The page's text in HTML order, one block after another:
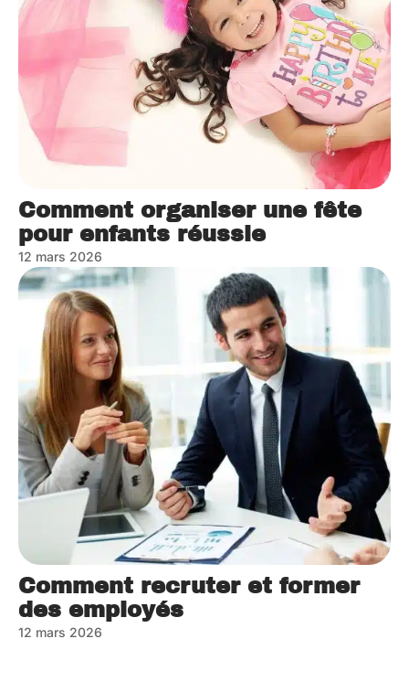
Comment organiser une fête
pour enfants réussie
12 mars 2026
Comment recruter et former
des employés
12 mars 2026